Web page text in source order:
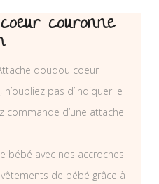
couronne
doudou coeur
pas d’indiquer le
d’une attache
bébé avec nos accroches
de bébé grâce à